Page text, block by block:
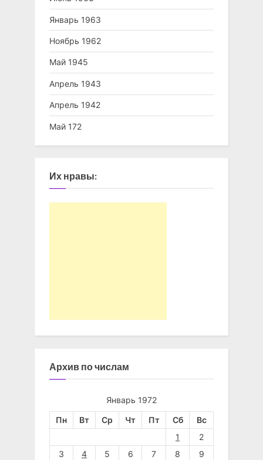
Январь 1963
Ноябрь 1962
Май 1945
Апрель 1943
Апрель 1942
Май 172
Их нравы:
Архив по числам
Январь 1972
Пн Вт Ср Чт Пт Сб
Вс
1
2
3
4 5 6 7 8
9